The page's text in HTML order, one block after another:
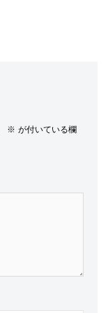
※ が付いている欄